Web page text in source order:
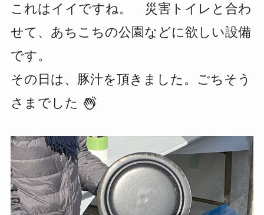
これはイイですね。 災害トイレと合わ
せて、あちこちの公園などに欲しい設備
です。
その日は、豚汁を頂きました。ごちそう
さまでした